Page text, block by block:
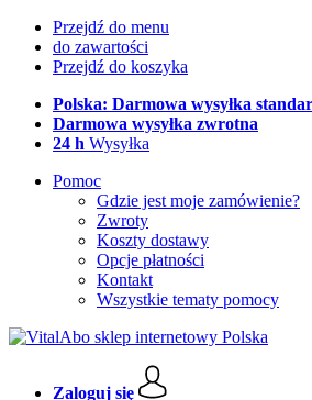
Przejdź do menu
do zawartości
Przejdź do koszyka
Polska: Darmowa wysyłka
Darmowa wysyłka zwrotna
24 h Wysyłka
Pomoc
Gdzie jest moje zamówienie?
Zwroty
Koszty dostawy
Opcje płatności
Kontakt
Wszystkie tematy pomocy
Zaloguj się